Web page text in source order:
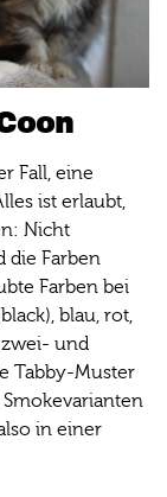
Fall, eine
ist erlaubt,
Nicht
die Farben
Farben bei
blau, rot,
und
Tabby-Muster
in einer